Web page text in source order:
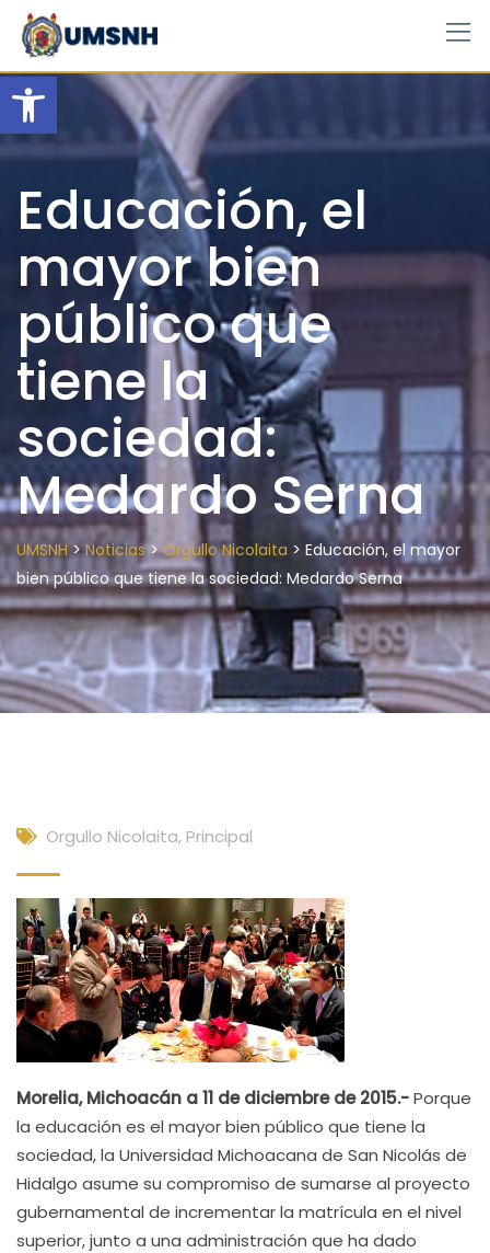
Open toolbar
Skip
content
Educación, el
mayor bien
público que
tiene la
sociedad:
Medardo Serna
UMSNH>Noticias>Orgullo Nicolaita > Educación, el mayor
bien público que tiene la sociedad: Medardo Serna
Orgullo Nicolaita, Principal
Morelia, Michoacán a 11 de diciembre de 2015.-Porque
la educación es el mayor bien público que tiene la
sociedad, la Universidad Michoacana de San Nicolás de
Hidalgo asume su compromiso de sumarse al proyecto
gubernamental de incrementar la matrícula en el nivel
superior, junto a una administración que ha dado